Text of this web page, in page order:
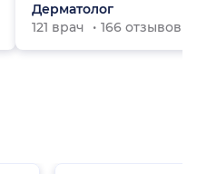
Дерматолог
121 врач
166 отзывов